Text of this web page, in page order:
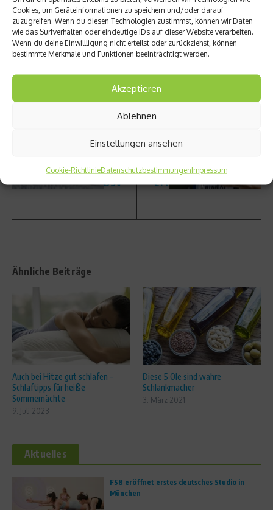
Cookies, um Geräteinformationen zu speichern und/oder darauf
zuzugreifen. Wenn du diesen Technologien zustimmst, können wir Daten
wie das Surfverhalten oder eindeutige IDs auf dieser Website verarbeiten.
Wenn du deine Einwillligung nicht erteilst oder zurückziehst, können
bestimmte Merkmale und Funktionen beeinträchtigt werden.
Akzeptieren
Ablehnen
Einstellungen ansehen
Cookie-RichtlinieDatenschutzbestimmungenImpressum
vorheriger Beitrag
So
trainie
rt
unsere
Ein
gstag
dem
DSV
Nächster Beitrag
Kühlen
Nacken
bewah
es sich
gekühl
schnell
er?
Ähnliche Beiträge
Auch bei Hitze gut schlafen –
Schlaftipps für heiße
Sommernächte
9. Juli 2023
Diese 5 Öle sind wahre
Schlankmacher
3. März 2021
Aktuelles
FS8 eröffnet erstes deutsches Studio in
München